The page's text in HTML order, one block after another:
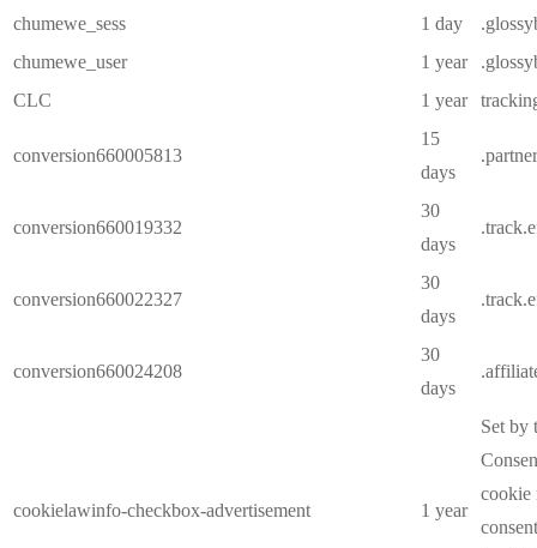
chumewe_sess
1 day
chumewe_user
1 year
CLC
1 year
conversion660005813
15
days
conversion660019332
30
days
conversion660022327
30
days
conversion660024208
30
days
cookielawinfo-checkbox-advertisement 1 year
Set by
cookie